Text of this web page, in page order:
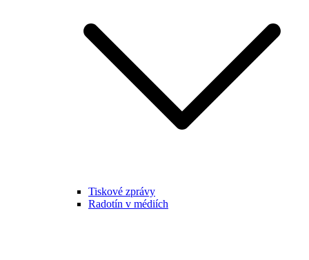
Tiskové zprávy
Radotín v médiích